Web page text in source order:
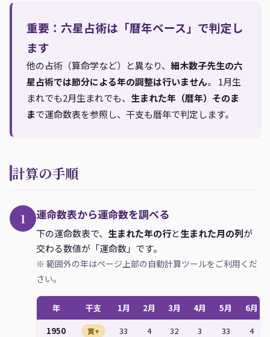
重要：六星占術は「暦年ベース」で判定し
ます
他の占術（算命学など）と異なり、 細木数子先生の六
星占術では節分による年の調整は行いません。 1月生
まれでも2月生まれでも、 生まれた年（暦年）そのま
まで運命数表を参照し、干支も暦年で判定します。
計算の手順
1 運命数表から運命数を調べる
下の運命数表で、 生まれた年の行と生まれた月の列が
交わる数値が「運命数」です。
※ 範囲外の年はページ上部の自動計算ツールをご利用くだ
さい。
年 干支 1月 2月 3月 4月 5月
6月
1950
寅+ 33 4 32 3 33
4